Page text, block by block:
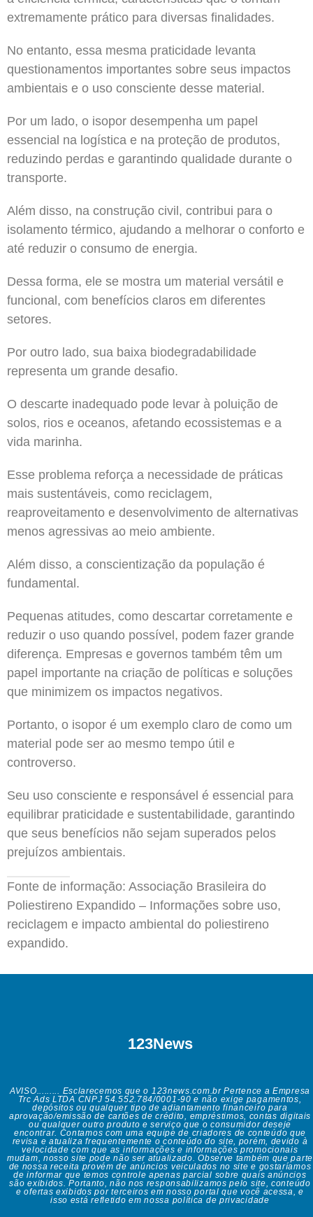
extremamente prático para diversas finalidades.
No entanto, essa mesma praticidade levanta
questionamentos importantes sobre seus impactos
ambientais e o uso consciente desse material.
Por um lado, o isopor desempenha um papel
essencial na logística e na proteção de produtos,
reduzindo perdas e garantindo qualidade durante o
transporte.
Além disso, na construção civil, contribui para o
isolamento térmico, ajudando a melhorar o conforto e
até reduzir o consumo de energia.
Dessa forma, ele se mostra um material versátil e
funcional, com benefícios claros em diferentes
setores.
Por outro lado, sua baixa biodegradabilidade
representa um grande desafio.
O descarte inadequado pode levar à poluição de
solos, rios e oceanos, afetando ecossistemas e a
vida marinha.
Esse problema reforça a necessidade de práticas
mais sustentáveis, como reciclagem,
reaproveitamento e desenvolvimento de alternativas
menos agressivas ao meio ambiente.
Além disso, a conscientização da população é
fundamental.
Pequenas atitudes, como descartar corretamente e
reduzir o uso quando possível, podem fazer grande
diferença. Empresas e governos também têm um
papel importante na criação de políticas e soluções
que minimizem os impactos negativos.
Portanto, o isopor é um exemplo claro de como um
material pode ser ao mesmo tempo útil e
controverso.
Seu uso consciente e responsável é essencial para
equilibrar praticidade e sustentabilidade, garantindo
que seus benefícios não sejam superados pelos
prejuízos ambientais.
Fonte de informação: Associação Brasileira do
Poliestireno Expandido – Informações sobre uso,
reciclagem e impacto ambiental do poliestireno
expandido.
123News
AVISO......... Esclarecemos que o 123news.com.br Pertence a Empresa
Trc Ads LTDA CNPJ 54.552.784/0001-90 e não exige pagamentos,
depósitos ou qualquer tipo de adiantamento financeiro para
aprovação/emissão de cartões de crédito, empréstimos, contas digitais
ou qualquer outro produto e serviço que o consumidor deseje
encontrar. Contamos com uma equipe de criadores de conteúdo que
revisa e atualiza frequentemente o conteúdo do site, porém, devido à
velocidade com que as informações e informações promocionais
mudam, nosso site pode não ser atualizado. Observe também que parte
de nossa receita provém de anúncios veiculados no site e gostaríamos
de informar que temos controle apenas parcial sobre quais anúncios
são exibidos. Portanto, não nos responsabilizamos pelo site, conteúdo
e ofertas exibidos por terceiros em nosso portal que você acessa, e
isso está refletido em nossa política de privacidade